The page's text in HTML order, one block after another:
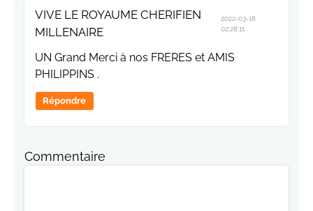
VIVE LE ROYAUME CHERIFIEN
MILLENAIRE
2022-03-18
02:28:11
UN Grand Merci à nos FRERES et AMIS
PHILIPPINS .
Répondre
Commentaire